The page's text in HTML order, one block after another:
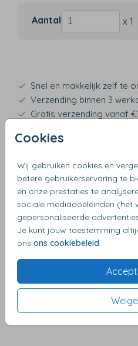
Cookies
Wij gebruiken cookies en
betere gebruikerservaring te
en onze prestaties te
sociale mediadoeleinden (het
gepersonaliseerde
Je kunt jouw toestemming
ons ons cookiebeleid
Aantal x 1
Snel en makkelijk zelf te
Verzending binnen 3
Gratis verzending vanaf
OMSCHRIJVING
denim (recycled) 12 x 18
van de